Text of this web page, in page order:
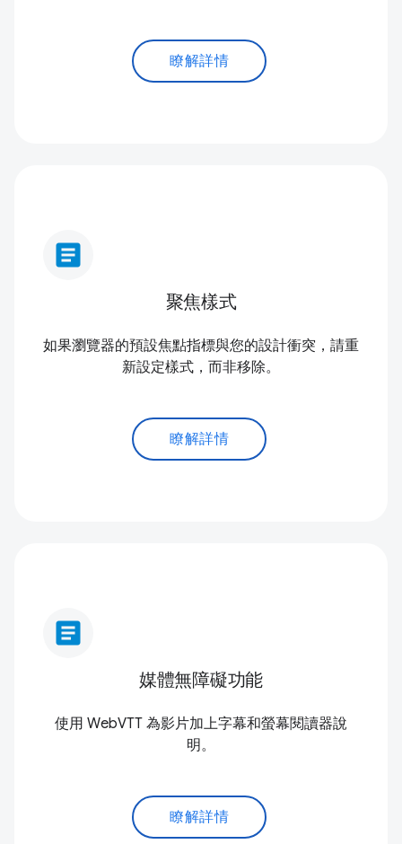
瞭解詳情
article
聚焦樣式
如果瀏覽器的預設焦點指標與您的設計衝突，請重
新設定樣式，而非移除。
瞭解詳情
article
媒體無障礙功能
使用 WebVTT 為影片加上字幕和螢幕閱讀器說
明。
瞭解詳情